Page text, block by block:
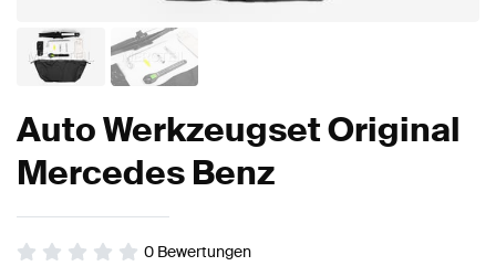
Auto Werkzeugset Original
Mercedes Benz
0 Bewertungen